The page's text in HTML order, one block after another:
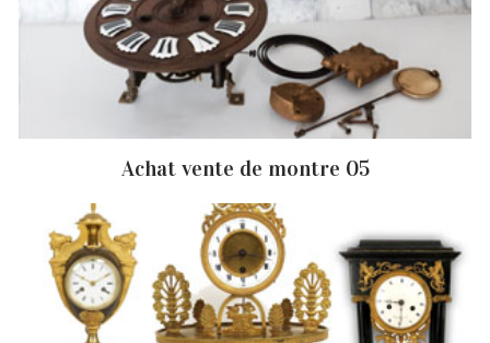
Achat vente de montre 05